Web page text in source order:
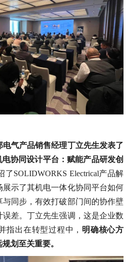
气产品销售经理丁立先生发表了
协同设计平台：赋能产品研发创
了SOLIDWORKS Electrical产品解
示了其机电一体化协同平台如何
同步，有效打破部门间的协作壁
差。丁立先生强调，这是企业数
指出在转型过程中， 明确核心方
划至关重要。